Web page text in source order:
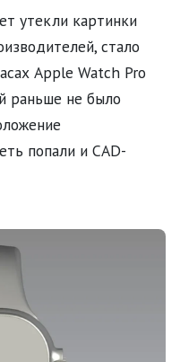
утекли картинки
стало
Apple Watch Pro
раньше не было
попали и CAD-